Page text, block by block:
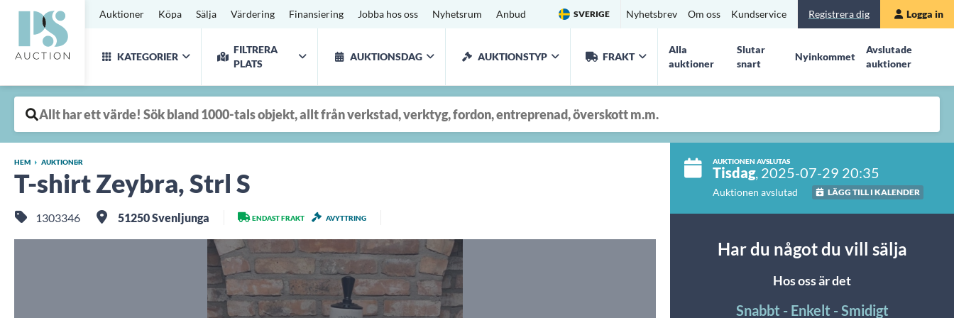
Auktioner Köpa Sälja Värdering Finansiering Jobba hos oss Nyhetsrum Anbud SVERIGE Nyhetsbrev Om oss Kundservice Registrera dig Logga in
KATEGORIER
FILTRERA
PLATS
AUKTIONSDAG AUKTIONSTYP FRAKT
Alla
auktioner
Slutar
snart
Nyinkommet
Avslutade
auktioner
AUKTIONEN AVSLUTAS
Tisdag, 2025-07-29 20:35
Auktionen avslutad LÄGG TILL I KALENDER
Har du något du vill sälja
Hos oss är det
Snabbt - Enkelt - Smidigt
HEM AUKTIONER
T-shirt Zeybra, Strl S
1303346 51250 Svenljunga ENDAST FRAKT AVYTTRING